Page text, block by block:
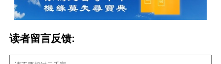
读者留言反馈: